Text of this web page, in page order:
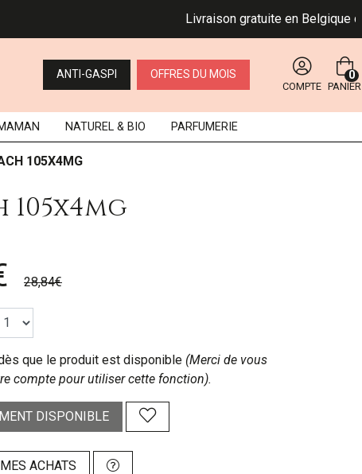
Livraison gratuite en Belgique
ANTI-GASPI OFFRES DU MOIS
COMPTE PANIER
0
NATUREL & BIO PARFUMERIE
105X4MG
28,84€
que le produit est disponible (Merci de vous
compte pour utiliser cette fonction).
DISPONIBLE
ACHATS